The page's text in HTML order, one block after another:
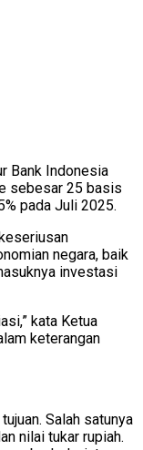
Bank Indonesia
sebesar 25 basis
pada Juli 2025.
negara, baik
investasi
kata Ketua
keterangan
Salah satunya
nilai tukar rupiah.